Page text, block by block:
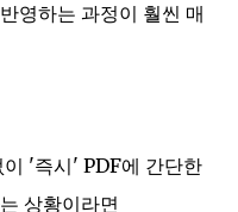
영하는 과정이 훨씬 매
'즉시' PDF에 간단한
상황이라면